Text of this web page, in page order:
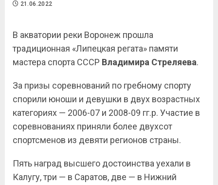
21.06.2022
В акватории реки Воронеж прошла
традиционная «Липецкая регата» памяти
мастера спорта СССР Владимира Стреляева.
За призы соревнований по гребному спорту
спорили юноши и девушки в двух возрастных
категориях — 2006-07 и 2008-09 гг.р. Участие в
соревнованиях приняли более двухсот
спортсменов из девяти регионов страны.
Пять наград высшего достоинства уехали в
Калугу, три — в Саратов, две — в Нижний